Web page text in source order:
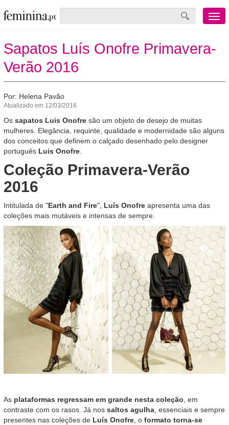
Menu
mobile
Sapatos Luís Onofre Primavera-
Verão 2016
Por: Helena Pavão
Atualizado em 12/03/2016
Os sapatos Luis Onofre são um objeto de desejo de muitas
mulheres. Elegância, requinte, qualidade e modernidade são alguns
dos conceitos que definem o calçado desenhado pelo designer
português Luis Onofre
Coleção Primavera-Verão
2016
Intitulada de "Earth and Fire", Luís Onofre apresenta uma das
coleções mais mutáveis e intensas de sempre.
As plataformas regressam em grande nesta coleção, em
contraste com os rasos. Já nos saltos agulha, essenciais e sempre
presentes nas coleções de Luís Onofre, o formato torna-se